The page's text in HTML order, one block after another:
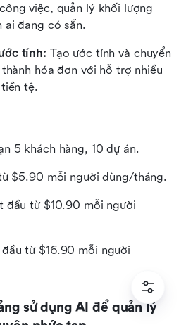
việc, quản lý khối lượng
ai đang có sẵn.
tính: Tạo ước tính và chuyển
hóa đơn với hỗ trợ nhiều
tệ.
5 khách hàng, 10 dự án.
$5.90 mỗi người dùng/tháng.
đầu từ $10.90 mỗi người
đầu từ $16.90 mỗi người
sử dụng AI để quản lý